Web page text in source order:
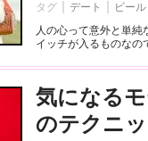
タグ デート ビール
人の心って意外と単
イッチが入るものなの
気になる
のテクニ